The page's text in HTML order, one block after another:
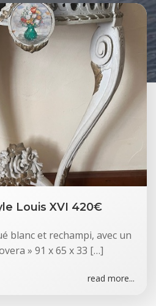
Louis XVI 420€
blanc et rechampi, avec un
» 91 x 65 x 33 […]
read more...